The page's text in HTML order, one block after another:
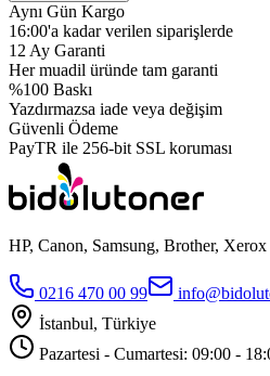
Aynı Gün Kargo
16:00'a kadar verilen siparişlerde
12 Ay Garanti
Her muadil üründe tam garanti
%100 Baskı
Yazdırmazsa iade veya değişim
Güvenli Ödeme
PayTR ile 256-bit SSL koruması
HP, Canon, Samsung, Brother,
0216 470 00 99
İstanbul, Türkiye
Pazartesi - Cumartesi: 09:00 -